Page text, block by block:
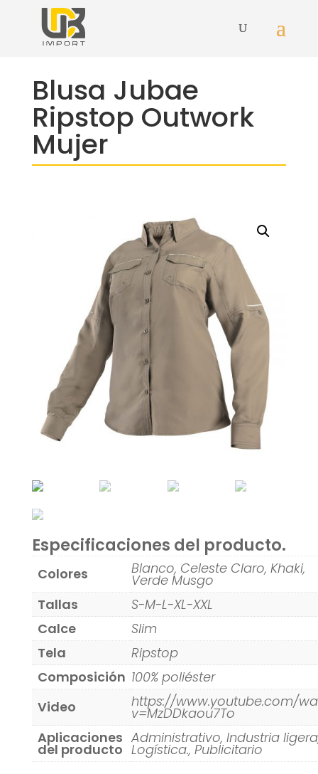
Blusa Jubae
Ripstop Outwork
Mujer
Especificaciones del producto.
Colores Blanco, Celeste Claro, Khaki,
Verde Musgo
Tallas
S-M-L-XL-XXL
Calce
Slim
Tela
Ripstop
Composición 100% poliéster
Video
https://www.youtube.com/
v=MzDDkaou7To
Aplicaciones
del producto
Administrativo, Industria
Logística., Publicitario